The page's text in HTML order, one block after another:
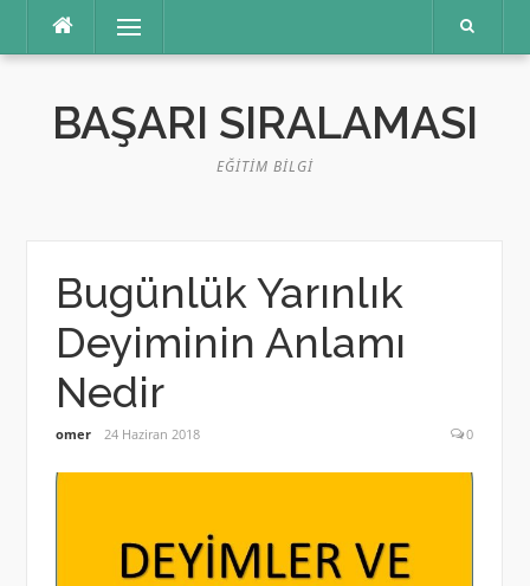
Menü
BAŞARI SIRALAMASI
EĞITIM BILGI
Bugünlük Yarınlık
Deyiminin Anlamı
Nedir
omer 24 Haziran 2018 0